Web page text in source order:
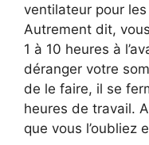
ventilateur pour
Autrement dit,
1 à 10 heures à
déranger votre
de le faire, il se
heures de travail.
que vous l’oubliez